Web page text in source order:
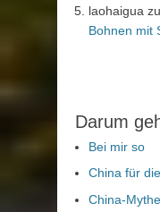
laohaigua zu
Bohnen mit
Darum
Bei mir so
China für
China-